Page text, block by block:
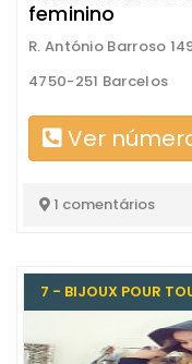
feminino
R. António Barroso
4750-251 Barcelos
Ver
1 comentários
7 - BIJOUX POUR